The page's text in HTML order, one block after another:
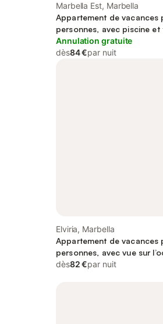
Marbella Est, Marbella
Appartement de vacances
personnes, avec piscine et
Annulation gratuite
dès84 €par nuit
Elviria, Marbella
Appartement de vacances
personnes, avec vue sur
que piscine et terrasse,
dès82 €par nuit